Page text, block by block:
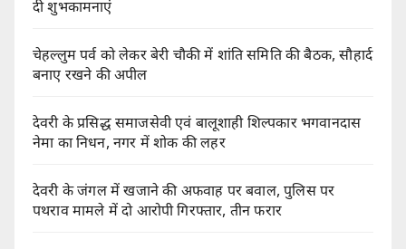
दी शुभकामनाएं
चेहल्लुम पर्व को लेकर बेरी चौकी में शांति समिति की बैठक, सौहार्द
बनाए रखने की अपील
देवरी के प्रसिद्ध समाजसेवी एवं बालूशाही शिल्पकार भगवानदास
नेमा का निधन, नगर में शोक की लहर
देवरी के जंगल में खजाने की अफवाह पर बवाल, पुलिस पर
पथराव मामले में दो आरोपी गिरफ्तार, तीन फरार